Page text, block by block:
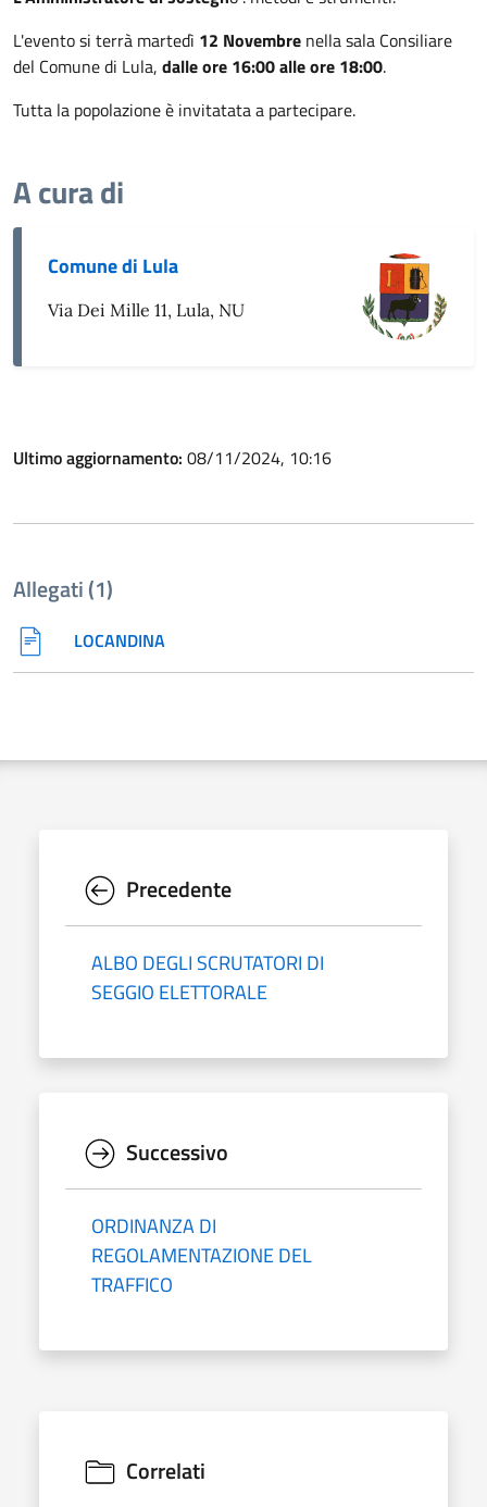
L'evento si terrà martedì 12 Novembre nella sala Consiliare
del Comune di Lula, dalle ore 16:00 alle ore 18:00.
Tutta la popolazione è invitatata a partecipare.
A cura di
Comune di Lula
Via Dei Mille 11, Lula, NU
Ultimo aggiornamento: 08/11/2024, 10:16
Allegati (1)
LOCANDINA
Precedente
ALBO DEGLI SCRUTATORI DI
SEGGIO ELETTORALE
Successivo
ORDINANZA DI
REGOLAMENTAZIONE DEL
TRAFFICO
Correlati